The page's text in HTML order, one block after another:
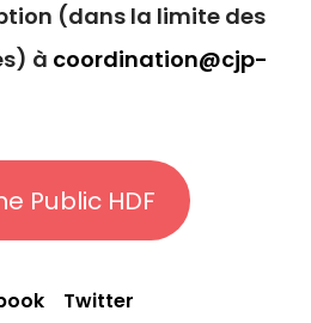
(dans la limite des
à coordination@cjp-
Public HDF
Twitter